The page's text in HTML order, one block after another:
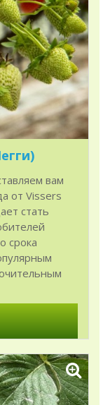
вам
от Vissers
стать
срока